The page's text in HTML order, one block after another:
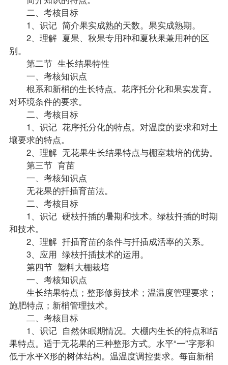
二、考核目标
1、识记 简介果实成熟的天数。果实成熟期。
2、理解 夏果、秋果专用种和夏秋果兼用种的区
别。
第二节 生长结果特性
一、考核知识点
根系和新梢的生长特点。花序托分化和果实发育。
对环境条件的要求。
二、考核目标
1、识记 花序托分化的特点。对温度的要求和对土
壤要求的特点。
2、理解 无花果生长结果特点与棚室栽培的优势。
第三节 育苗
一、考核知识点
无花果的扦插育苗法。
二、考核目标
1、识记 硬枝扦插的暑期和技术。绿枝扦插的时期
和技术。
2、理解 扦插育苗的条件与扦插成活率的关系。
3、应用 绿枝扦插技术的运用。
第四节 塑料大棚栽培
一、考核知识点
生长结果特点；整形修剪技术；温温度管理要求；
施肥特点；新梢管理技术。
二、考核目标
1、识记 自然休眠期情况。大棚内生长的特点和结
果特点。适于无花果的三种整形方式。水平“一”字形和
低于水平X形的树体结构。温温度调控要求。每亩新梢